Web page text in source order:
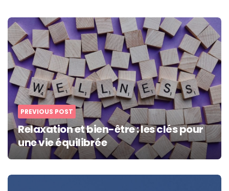
Post
navigation
PREVIOUS POST
Relaxation et bien-être : les clés pour
une vie équilibrée